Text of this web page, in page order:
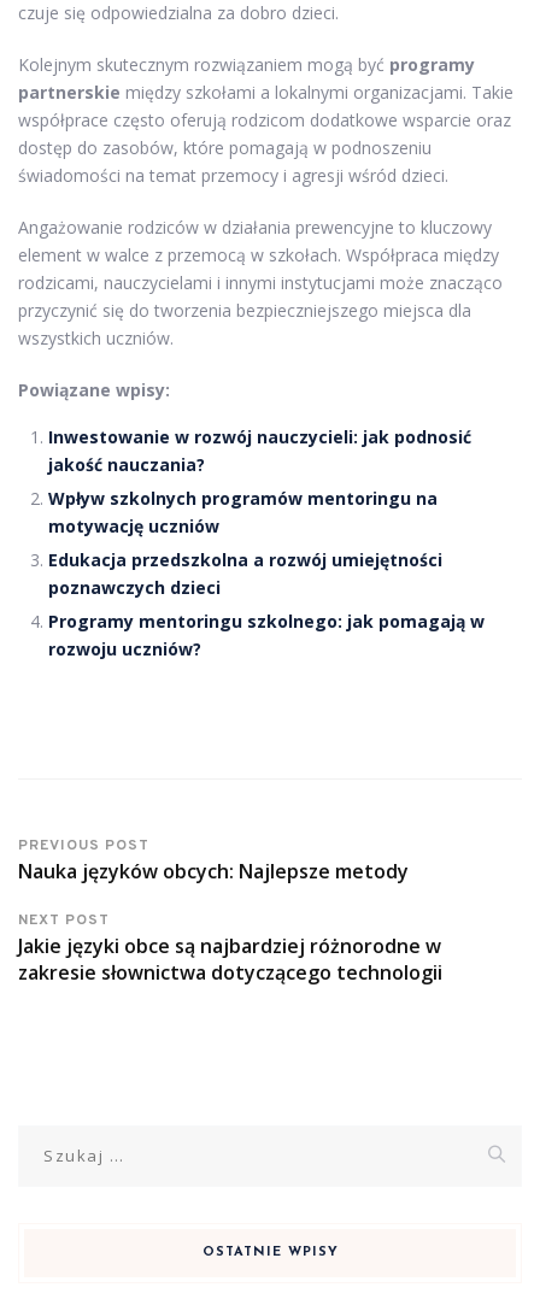
czuje się odpowiedzialna za dobro dzieci.
Kolejnym skutecznym rozwiązaniem mogą być programy
partnerskie między szkołami a lokalnymi organizacjami. Takie
współprace często oferują rodzicom dodatkowe wsparcie oraz
dostęp do zasobów, które pomagają w podnoszeniu
świadomości na temat przemocy i agresji wśród dzieci.
Angażowanie rodziców w działania prewencyjne to kluczowy
element w walce z przemocą w szkołach. Współpraca między
rodzicami, nauczycielami i innymi instytucjami może znacząco
przyczynić się do tworzenia bezpieczniejszego miejsca dla
wszystkich uczniów.
Powiązane wpisy:
Inwestowanie w rozwój nauczycieli: jak podnosić
jakość nauczania?
Wpływ szkolnych programów mentoringu na
motywację uczniów
Edukacja przedszkolna a rozwój umiejętności
poznawczych dzieci
Programy mentoringu szkolnego: jak pomagają w
rozwoju uczniów?
PREVIOUS POST
Nauka języków obcych: Najlepsze metody
NEXT POST
Jakie języki obce są najbardziej różnorodne w
zakresie słownictwa dotyczącego technologii
OSTATNIE WPISY